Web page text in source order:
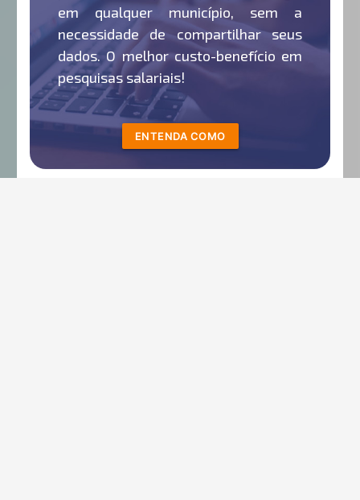
em qualquer município, sem a
necessidade de compartilhar seus
dados. O melhor custo-benefício em
pesquisas salariais!
ENTENDA COMO